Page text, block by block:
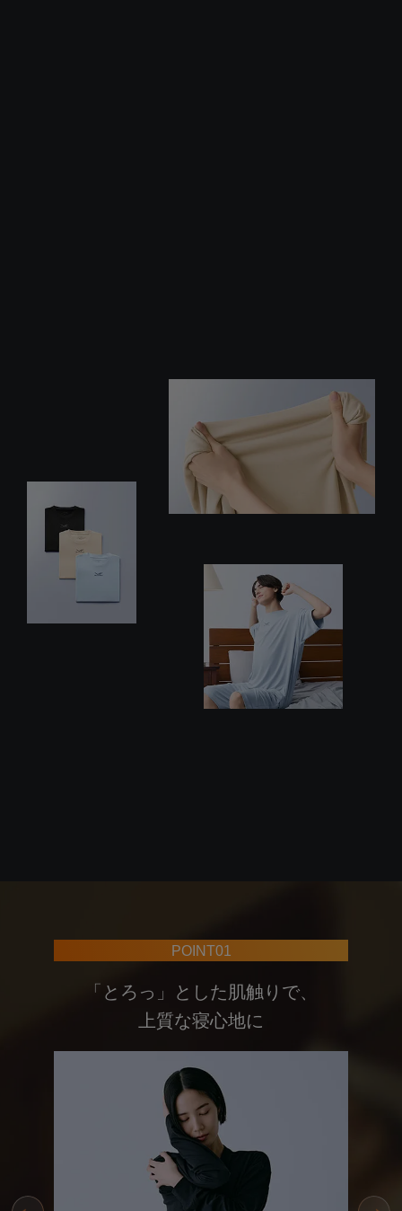
POINT02
寝返りのしやすい、
ストレスフリーな仕立て